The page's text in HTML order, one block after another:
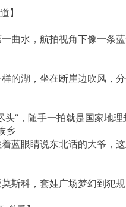
】
曲水，航拍视角下像一条
的湖，坐在断崖边吹风，
头”，随手一拍就是国家地理
乡
蓝眼睛说东北话的大爷，
斯科，套娃广场梦幻到犯规